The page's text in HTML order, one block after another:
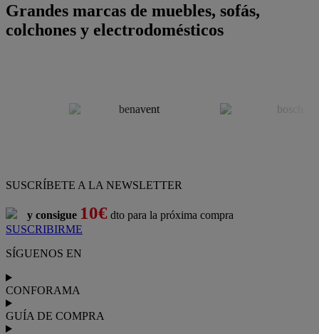
Grandes marcas de muebles, sofás,
colchones y electrodomésticos
SUSCRÍBETE A LA NEWSLETTER
y consigue 10€ dto para la próxima compra
SUSCRIBIRME
SÍGUENOS EN
CONFORAMA
GUÍA DE COMPRA